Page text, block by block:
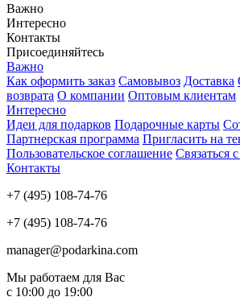
Важно
Интересно
Контакты
Присоединяйтесь
Важно
Как оформить заказ Самовывоз Доставка
возврата О компании Оптовым клиентам
Интересно
Идеи для подарков Подарочные карты
Партнерская программа Пригласить на
Пользовательское соглашение Связаться
Контакты
+7 (495) 108-74-76
+7 (495) 108-74-76
manager@podarkina.com
Мы работаем для Вас
с 10:00 до 19:00